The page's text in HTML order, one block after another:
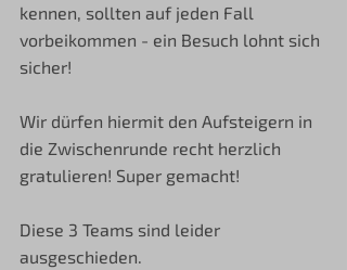
kennen, sollten auf jeden Fall
vorbeikommen - ein Besuch lohnt sich
sicher!
Wir dürfen hiermit den Aufsteigern in
die Zwischenrunde recht herzlich
gratulieren! Super gemacht!
Diese 3 Teams sind leider
ausgeschieden.